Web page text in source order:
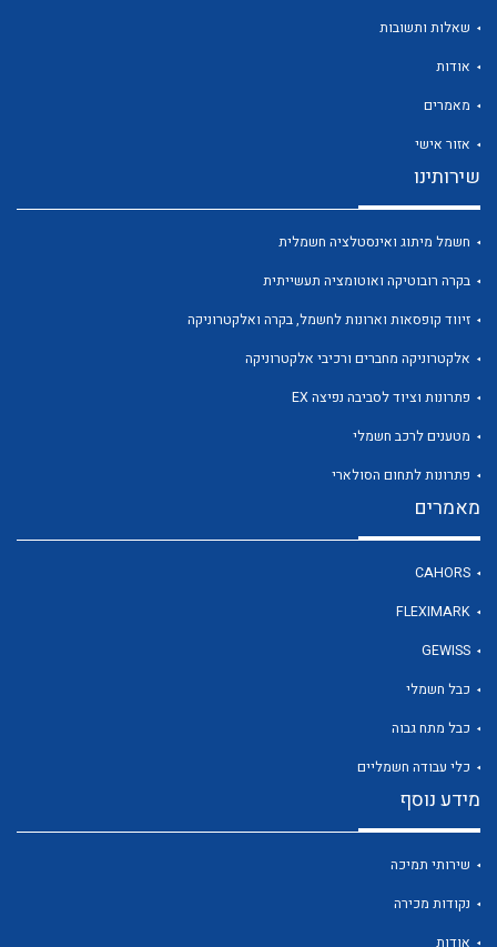
לכל מוצרי היצרן
שאלות ותשובות
אודות
מאמרים
אזור אישי
שירותינו
חשמל מיתוג ואינסטלציה חשמלית
בקרה רובוטיקה ואוטומציה תעשייתית
זיווד קופסאות וארונות לחשמל, בקרה ואלקטרוניקה
אלקטרוניקה מחברים ורכיבי אלקטרוניקה
פתרונות וציוד לסביבה נפיצה EX
מטענים לרכב חשמלי
פתרונות לתחום הסולארי
מאמרים
CAHORS
FLEXIMARK
GEWISS
כבל חשמלי
כבל מתח גבוה
כלי עבודה חשמליים
מידע נוסף
שירותי תמיכה
נקודות מכירה
אודות